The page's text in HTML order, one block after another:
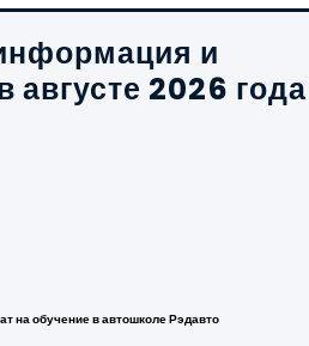
и
августе 2026 года
на обучение в автошколе Рэдавто